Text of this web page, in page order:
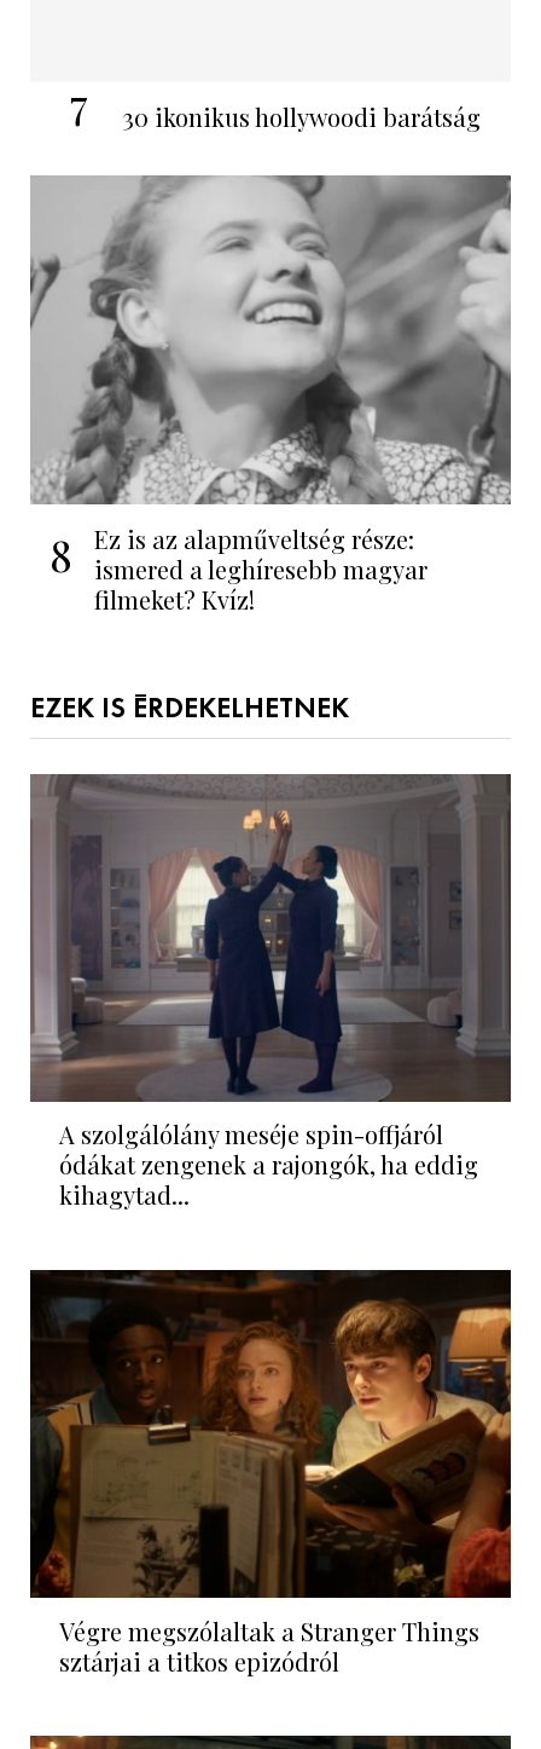
7 30 ikonikus hollywoodi barátság
8
Ez is az alapműveltség része:
ismered a leghíresebb magyar
filmeket? Kvíz!
EZEK IS ÉRDEKELHETNEK
A szolgálólány meséje spin-offjáról
ódákat zengenek a rajongók, ha eddig
kihagytad...
Végre megszólaltak a Stranger Things
sztárjai a titkos epizódról